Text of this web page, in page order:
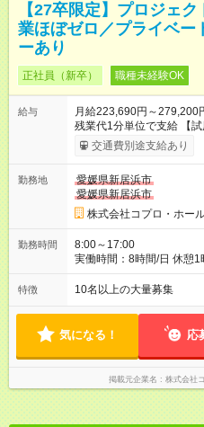
【27卒限定】プロジェ
業ほぼゼロ／プライベー
ーあり
正社員（新卒） 職種未経験OK
給与
月給223,690円～279,200
残業
交通費別途支給あり
勤務地
愛媛県新居浜市
愛媛県新居浜市
株式会社コプロ・ホー
勤務時間
8:00～17:00
実働時間：8時間/日 休憩1時間 残業はほとんどなく、定
る日が多い働き方です。
ので、 「今日やるべき仕
方を大切にしています。
特徴 10名以上の大量募集
気になる！ 応
掲載元企業名 株式会社